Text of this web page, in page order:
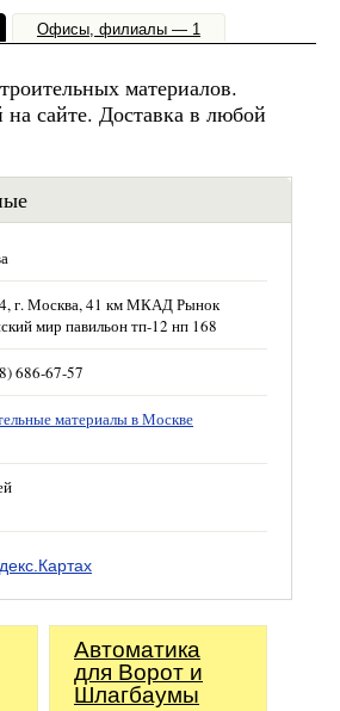
Офисы, филиалы — 1
материалов.
сайте. Доставка в любой
г. Москва, 41 км МКАД Рынок
мир павильон тп-12 нп 168
686-67-57
материалы в Москве
Автоматика
для Ворот и
Шлагбаумы